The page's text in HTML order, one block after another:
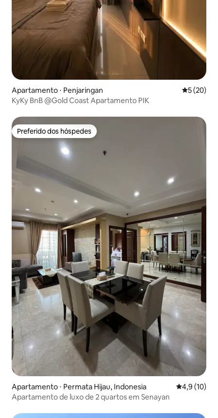
Apartamento ⋅ Penjaringan 5 de uma
5 (20)
KyKy BnB @Gold Coast Apartamento PIK
Preferido dos hóspedes
Preferido dos hóspedes
Apartamento ⋅ Permata Hijau, Indonesia 4,9 de uma
4,9 (10)
Apartamento de luxo de 2 quartos em Senayan